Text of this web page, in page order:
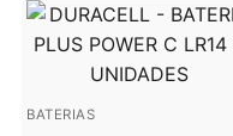
BATERIAS